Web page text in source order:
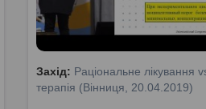
Захід: Раціональне лікування
терапія (Вінниця, 20.04.2019)